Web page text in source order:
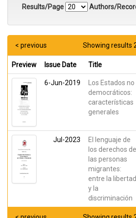
Results/Page
Authors/
Showing results
< previous
Preview Issue Date Title
6-Jun-2019
Los Estados no
democráticos:
características
generales
Jul-2023
El lenguaje de
los derechos de
las personas
migrantes:
entre la libertad
y la
discriminación